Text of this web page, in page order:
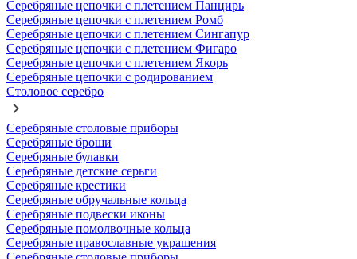
Серебряные цепочки с плетением Панцирь
Серебряные цепочки с плетением Ромб
Серебряные цепочки с плетением Сингапур
Серебряные цепочки с плетением Фигаро
Серебряные цепочки с плетением Якорь
Серебряные цепочки с родированием
Столовое серебро
Серебряные столовые приборы
Серебряные броши
Серебряные булавки
Серебряные детские серьги
Серебряные крестики
Серебряные обручальные кольца
Серебряные подвески иконы
Серебряные помолвочные кольца
Серебряные православные украшения